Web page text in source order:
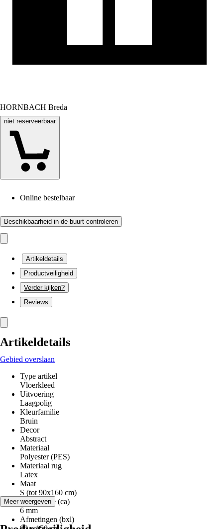
HORNBACH Breda
niet reserveerbaar
Online bestelbaar
Beschikbaarheid in de buurt controleren
Artikeldetails
Productveiligheid
Verder kijken?
Reviews
Artikeldetails
Gebied overslaan
Type artikel
Vloerkleed
Uitvoering
Laagpolig
Kleurfamilie
Bruin
Decor
Abstract
Materiaal
Polyester (PES)
Materiaal rug
Latex
Maat
S (tot 90x160 cm)
Poolhoogte (ca)
6 mm
Afmetingen (bxl)
Meer weergeven